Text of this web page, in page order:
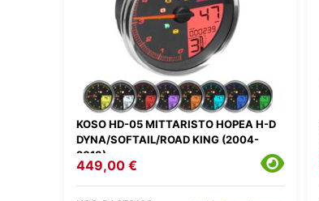
KOSO HD-05 MITTARISTO HOPEA H-D
DYNA/SOFTAIL/ROAD KING (2004-
2013)
449,00 €